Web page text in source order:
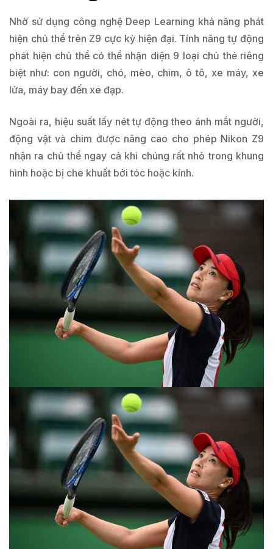
Nhờ sử dụng công nghệ Deep Learning khả năng phát
hiện chủ thể trên Z9 cực kỳ hiện đại. Tính năng tự động
phát hiện chủ thể có thể nhận diện 9 loại chủ thẻ riêng
biệt như: con người, chó, mèo, chim, ô tô, xe máy, xe
lửa, máy bay đến xe đạp.
Ngoài ra, hiệu suất lấy nét tự động theo ánh mắt người,
động vật và chim được nâng cao cho phép Nikon Z9
nhận ra chủ thể ngay cả khi chúng rất nhỏ trong khung
hình hoặc bị che khuất bởi tóc hoặc kính.